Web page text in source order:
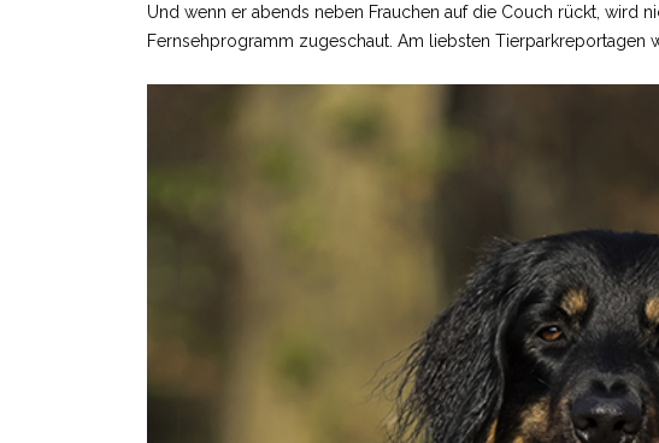
Und wenn er abends neben Frauchen auf die Couch rückt, wird
Fernsehprogramm zugeschaut. Am liebsten Tierparkreportagen